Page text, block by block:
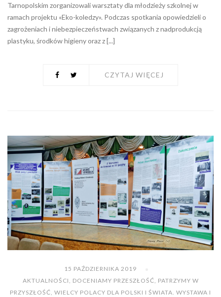
Tarnopolskim zorganizowali warsztaty dla młodzieży szkolnej w
ramach projektu «Eko-koledzy». Podczas spotkania opowiedzieli o
zagrożeniach i niebezpieczeństwach związanych z nadprodukcją
plastyku, środków higieny oraz z [...]
CZYTAJ WIĘCEJ
15 PAŹDZIERNIKA 2019
AKTUALNOŚCI, DOCENIAMY PRZESZŁOŚĆ, PATRZYMY W
PRZYSZŁOŚĆ, WIELCY POLACY DLA POLSKI I ŚWIATA. WYSTAWA I